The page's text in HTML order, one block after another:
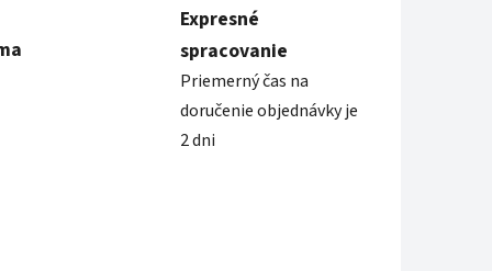
Expresné
spracovanie
Priemerný čas na
doručenie objednávky je
2 dni